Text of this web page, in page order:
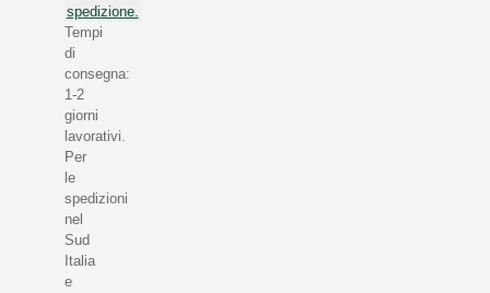
spedizione.
Tempi
di
consegna:
1-2
giorni
lavorativi.
Per
le
spedizioni
nel
Sud
Italia
e